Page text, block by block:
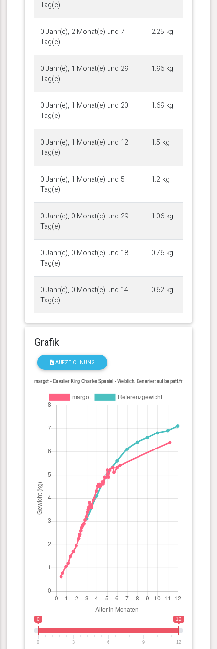
Tag(e)
0 Jahr(e), 2 Monat(e) und 7
Tag(e)
2.25 kg
0 Jahr(e), 1 Monat(e) und 29
Tag(e)
1.96 kg
0 Jahr(e), 1 Monat(e) und 20
Tag(e)
1.69 kg
0 Jahr(e), 1 Monat(e) und 12
Tag(e)
1.5 kg
0 Jahr(e), 1 Monat(e) und 5
Tag(e)
1.2 kg
0 Jahr(e), 0 Monat(e) und 29
Tag(e)
1.06 kg
0 Jahr(e), 0 Monat(e) und 18
Tag(e)
0.76 kg
0 Jahr(e), 0 Monat(e) und 14
Tag(e)
0.62 kg
Grafik
AUFZEICHNUNG
0 12
0 3 6 9 12